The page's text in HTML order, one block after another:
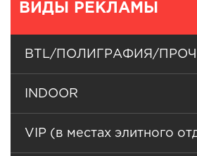
ВИДЫ РЕКЛАМЫ
BTL/ПОЛИГРАФИЯ/
INDOOR
VIP (в местах элитного